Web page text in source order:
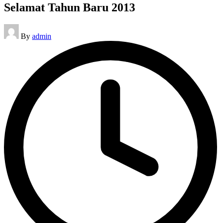
Selamat Tahun Baru 2013
Posted
by
By admin